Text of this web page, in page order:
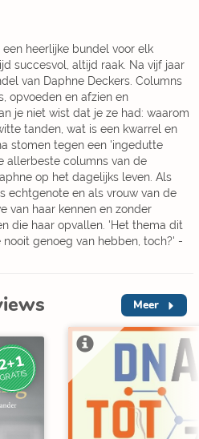
heerlijke bundel voor elk
succesvol, altijd raak. Na vijf jaar
van Daphne Deckers. Columns
opvoeden en afzien en
je niet wist dat je ze had: waarom
tanden, wat is een kwarrel en
stomen tegen een 'ingedutte
allerbeste columns van de
op het dagelijks leven. Als
echtgenote en als vrouw van de
van haar kennen en zonder
die haar opvallen. 'Het thema dit
genoeg van hebben, toch?' -
Meer